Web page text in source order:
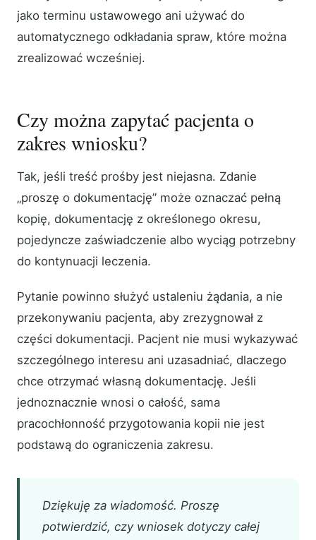
jako terminu ustawowego ani używać do
automatycznego odkładania spraw, które można
zrealizować wcześniej.
Czy można zapytać pacjenta o
zakres wniosku?
Tak, jeśli treść prośby jest niejasna. Zdanie
„proszę o dokumentację” może oznaczać pełną
kopię, dokumentację z określonego okresu,
pojedyncze zaświadczenie albo wyciąg potrzebny
do kontynuacji leczenia.
Pytanie powinno służyć ustaleniu żądania, a nie
przekonywaniu pacjenta, aby zrezygnował z
części dokumentacji. Pacjent nie musi wykazywać
szczególnego interesu ani uzasadniać, dlaczego
chce otrzymać własną dokumentację. Jeśli
jednoznacznie wnosi o całość, sama
pracochłonność przygotowania kopii nie jest
podstawą do ograniczenia zakresu.
Dziękuję za wiadomość. Proszę
potwierdzić, czy wniosek dotyczy całej